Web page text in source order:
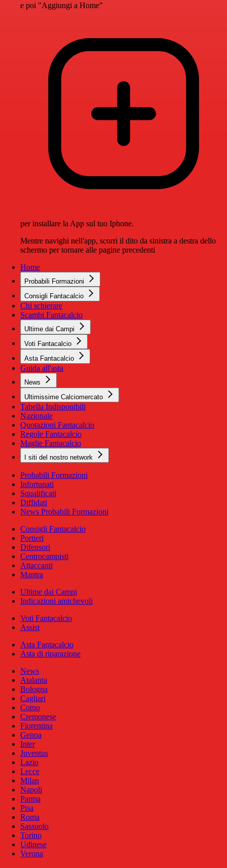
e poi "Aggiungi a Home"
per installare la App sul tuo Iphone.
Mentre navighi nell'app, scorri il dito da sinistra a destra dello
schermo per tornare alle pagine precedenti
Home
Probabili Formazioni
Consigli Fantacalcio
Chi schierare
Scambi Fantacalcio
Ultime dai Campi
Voti Fantacalcio
Asta Fantacalcio
Guida all'asta
News
Ultimissime Calciomercato
Tabella Indisponibili
Nazionale
Quotazioni Fantacalcio
Regole Fantacalcio
Maglie Fantacalcio
I siti del nostro network
Probabili Formazioni
Infortunati
Squalificati
Diffidati
News Probabili Formazioni
Consigli Fantacalcio
Portieri
Difensori
Centrocampisti
Attaccanti
Mantra
Ultime dai Campi
Indicazioni amichevoli
Voti Fantacalcio
Assist
Asta Fantacalcio
Asta di riparazione
News
Atalanta
Bologna
Cagliari
Como
Cremonese
Fiorentina
Genoa
Inter
Juventus
Lazio
Lecce
Milan
Napoli
Parma
Pisa
Roma
Sassuolo
Torino
Udinese
Verona